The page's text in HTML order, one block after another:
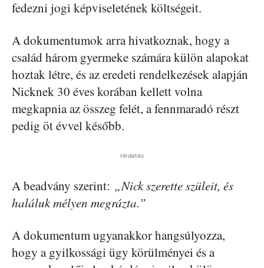
fedezni jogi képviseletének költségeit.
A dokumentumok arra hivatkoznak, hogy a
család három gyermeke számára külön alapokat
hoztak létre, és az eredeti rendelkezések alapján
Nicknek 30 éves korában kellett volna
megkapnia az összeg felét, a fennmaradó részt
pedig öt évvel később.
Hirdetés
A beadvány szerint: „Nick szerette szüleit, és
haláluk mélyen megrázta.”
A dokumentum ugyanakkor hangsúlyozza,
hogy a gyilkossági ügy körülményei és a